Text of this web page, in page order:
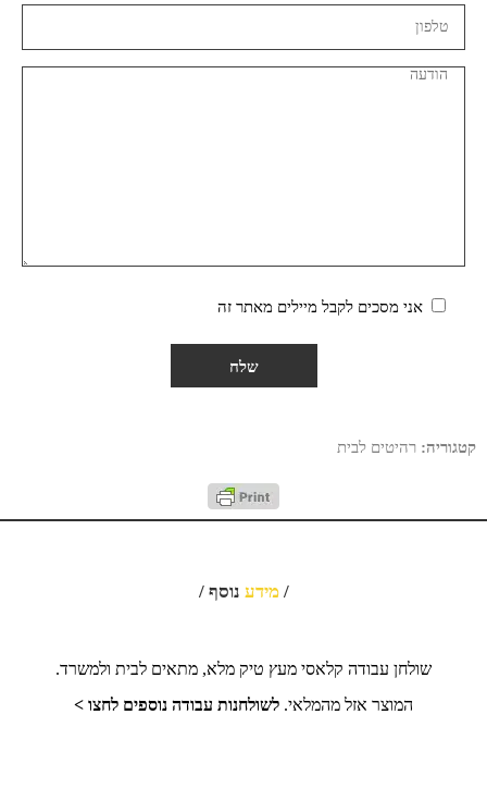
אני מסכים לקבל מיילים מאתר זה
קטגוריה: רהיטים לבית
/ מידע נוסף /
שולחן עבודה קלאסי מעץ טיק מלא, מתאים לבית ולמשרד.
המוצר אזל מהמלאי. לשולחנות עבודה נוספים לחצו >